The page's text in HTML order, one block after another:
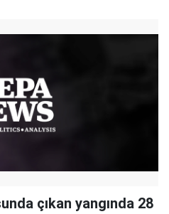
çıkan yangında 28